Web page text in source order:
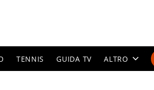
TENNIS GUIDA TV ALTRO